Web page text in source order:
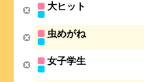
大ヒット
虫めがね
女子学生